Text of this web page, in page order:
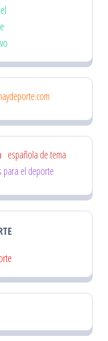
española de tema
para el deporte